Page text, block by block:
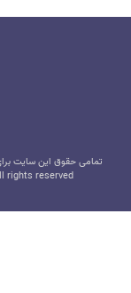
تمامی حقوق این سایت
rights reserved